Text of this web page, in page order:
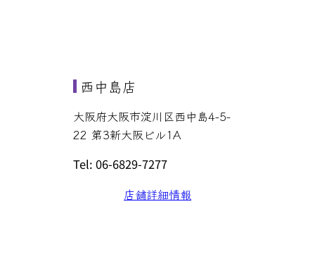
西中島店
大阪府大阪市淀川区西中島4-5-
22 第3新大阪ビル1A
Tel: 06-6829-7277
店舗詳細情報